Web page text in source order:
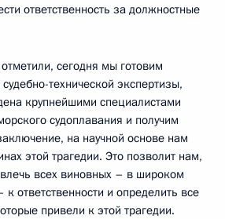
ответственность за должностные
сегодня мы готовим
технической экспертизы,
крупнейшими специалистами
судоплавания и получим
на научной основе нам
этой трагедии. Это позволит нам,
всех виновных – в широком
ответственности и определить все
привели к этой трагедии.